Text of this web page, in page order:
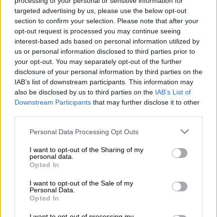
targeted advertising by us, please use the below opt-out
section to confirm your selection. Please note that after your
opt-out request is processed you may continue seeing
interest-based ads based on personal information utilized by
us or personal information disclosed to third parties prior to
your opt-out. You may separately opt-out of the further
disclosure of your personal information by third parties on the
IAB’s list of downstream participants. This information may
also be disclosed by us to third parties on the IAB’s List of
Downstream Participants that may further disclose it to other
Please note that this website/app uses one or more Google
not limited to your visit or usage behaviour. You may click to
grant or deny consent to Google and its third-party tags to
use your data for below specified purposes in below Google
consent section.
Personal Data Processing Opt Outs
I want to opt-out of the Sharing of my
personal data.
Opted In
I want to opt-out of the Sale of my
Personal Data.
Opted In
Ταριχευμένα ζώα στην Ισπανία/Guardia Civil
Από τα 1.090 βαλσαμωμένα ζώα που
προστατεύονται από τη σύμβαση CITES για
την προστασία της άγριας ζωής.
Μεταξύ αυτών περιλαμβάνονταν η όρυξ με
λεπιδόνα
Σαχάρας, την οποία ηΔιεθνής Ένωση για τη